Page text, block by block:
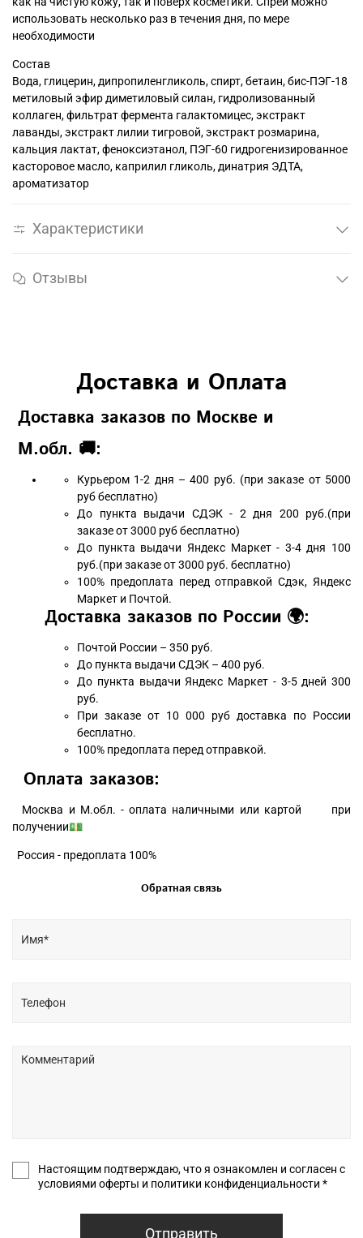
использовать несколько раз в течения дня, по мере
необходимости
Состав
Вода, глицерин, дипропиленгликоль, спирт, бетаин, бис-ПЭГ-18
метиловый эфир диметиловый силан, гидролизованный
коллаген, фильтрат фермента галактомицес, экстракт
лаванды, экстракт лилии тигровой, экстракт розмарина,
кальция лактат, феноксиэтанол, ПЭГ-60 гидрогенизированное
касторовое масло, каприлил гликоль, динатрия ЭДТА,
ароматизатор
Характеристики
Отзывы
Доставка и Оплата
Доставка заказов по Москве и
М.обл. 🚚:
Курьером 1-2 дня – 400 руб. (при заказе от 5000
руб бесплатно)
До пункта выдачи СДЭК - 2 дня 200 руб.(при
заказе от 3000 руб бесплатно)
До пункта выдачи Яндекс Маркет - 3-4 дня 100
руб.(при заказе от 3000 руб. бесплатно)
100% предоплата перед отправкой Сдэк, Яндекс
Маркет и Почтой.
Доставка заказов по России 🌍:
Почтой России – 350 руб.
До пункта выдачи СДЭК – 400 руб.
До пункта выдачи Яндекс Маркет - 3-5 дней 300
руб.
При заказе от 10 000 руб доставка по России
бесплатно.
100% предоплата перед отправкой.
Оплата заказов:
Москва и М.обл. - оплата наличными или картой при
получении💵
Россия - предоплата 100%
Обратная связь
Настоящим подтверждаю, что я ознакомлен и согласен с
условиями оферты и политики конфиденциальности *
Отправить